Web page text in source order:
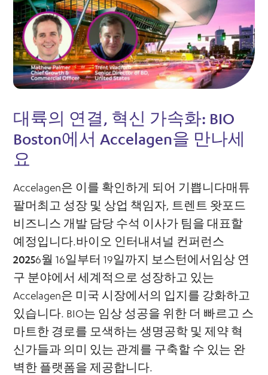
대륙의 연결, 혁신 가속화: BIO
Boston에서 Accelagen을 만나세
요
Accelagen은 이를 확인하게 되어 기쁩니다매튜
팔머 최고 성장 및 상업 책임자, 트렌트 왓포드
비즈니스 개발 담당 수석 이사가 팀을 대표할
예정입니다.바이오 인터내셔널 컨퍼런스
20256월 16일부터 19일까지 보스턴에서임상 연
구 분야에서 세계적으로 성장하고 있는
Accelagen은 미국 시장에서의 입지를 강화하고
있습니다. BIO는 임상 성공을 위한 더 빠르고 스
마트한 경로를 모색하는 생명공학 및 제약 혁
신가들과 의미 있는 관계를 구축할 수 있는 완
벽한 플랫폼을 제공합니다.